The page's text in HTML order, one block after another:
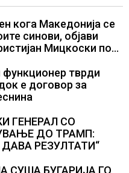
кога Македонија се
синови, објави
Мицкоски по
на десетмината
тврди
е договор за
ГЕНЕРАЛ СО
ДО ТРАМП:
ДАВА РЕЗУЛТАТИ“
СУША БУГАРИЈА ГО